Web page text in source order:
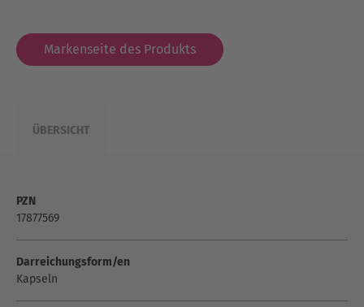
Markenseite des Produkts
ÜBERSICHT
PZN
17877569
Darreichungsform/en
Kapseln